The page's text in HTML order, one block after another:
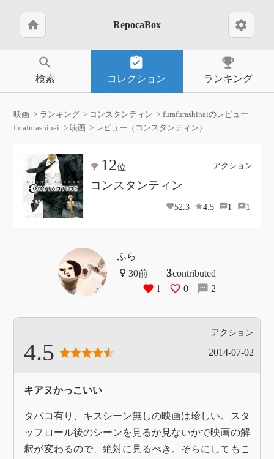
home RepocaBox settings
search
検索
assignment_turned_in
コレクション
emoji_events
ランキング
映画 ランキング コンスタンティン
furafurashinaiのレビュー
furafurashinai
映画 レビュー（コンスタンティン）
アクション
12位
コンスタンティン
52.3 4.5 1 1
ふら
3contributed
1
0 2
アクション
4.5 2014-07-02
キアヌかっこいい
タバコ有り、キスシーン無しの映画は珍しい。スタ
ッフロール後のシーンを見るか見ないかで映画の解
釈が変わるので、絶対に見るべき。そらにしてもこ